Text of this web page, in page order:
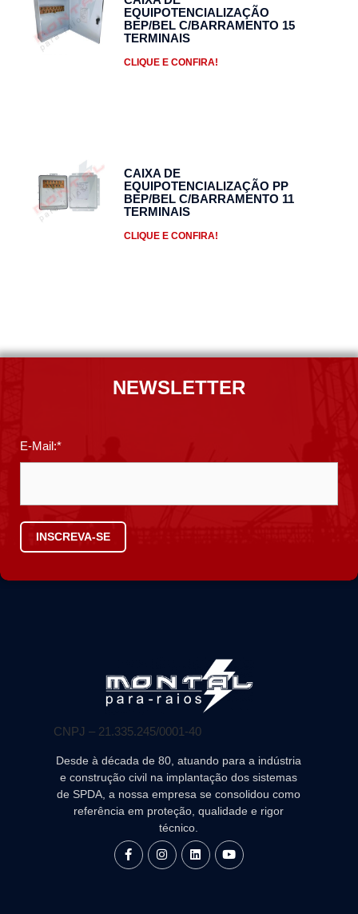
EQUIPOTENCIALIZAÇÃO
BEP/BEL C/BARRAMENTO 15
TERMINAIS
CLIQUE E CONFIRA!
CAIXA DE
EQUIPOTENCIALIZAÇÃO PP
BEP/BEL C/BARRAMENTO 11
TERMINAIS
CLIQUE E CONFIRA!
NEWSLETTER
E-Mail:*
CNPJ – 21.335.245/0001-40
Desde à década de 80, atuando para a indústria
e construção civil na implantação dos sistemas
de SPDA, a nossa empresa se consolidou como
referência em proteção, qualidade e rigor
técnico.